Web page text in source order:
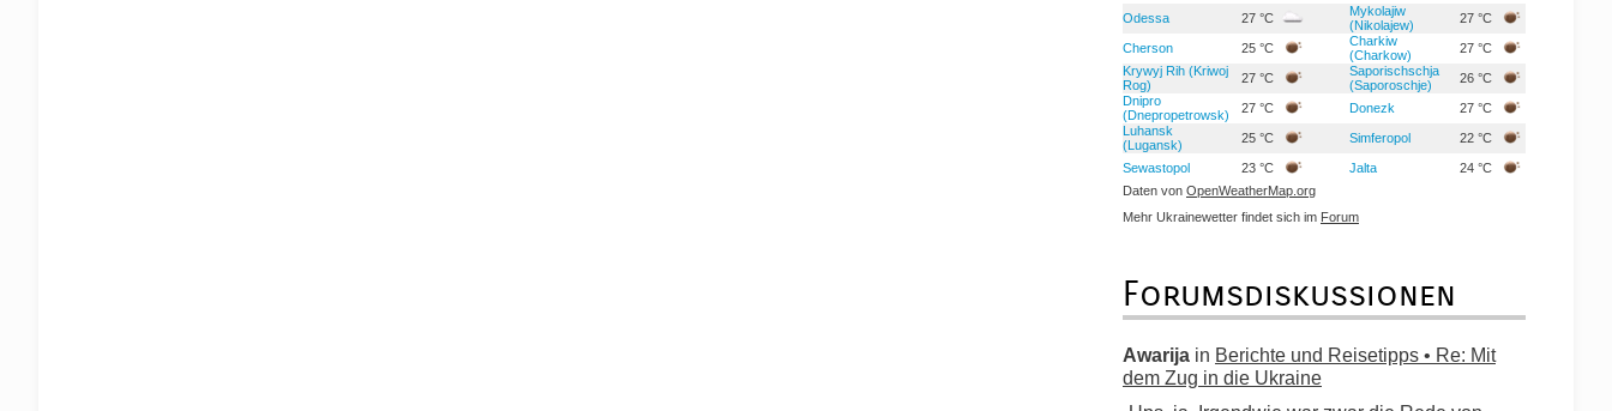
Odessa 27 °C
Mykolajiw
(Nikolajew)
27 °C
Cherson 25 °C
Charkiw
(Charkow)
27 °C
Krywyj Rih (Kriwoj
Rog)
27 °C
Saporischschja
(Saporoschje)
26 °C
Dnipro
(Dnepropetrowsk)
27 °C Donezk
27 °C
Luhansk
(Lugansk)
25 °C Simferopol 22 °C
Sewastopol 23 °C Jalta
24 °C
Daten von OpenWeatherMap.org
Mehr Ukrainewetter findet sich im Forum
Forumsdiskussionen
Awarija in Berichte und Reisetipps • Re: Mit
dem Zug in die Ukraine